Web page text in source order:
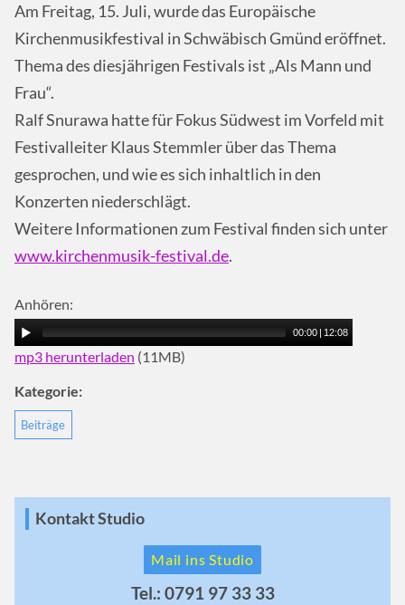
Am Freitag, 15. Juli, wurde das Europäische
Kirchenmusikfestival in Schwäbisch Gmünd eröffnet.
Thema des diesjährigen Festivals ist „Als Mann und
Frau“.
Ralf Snurawa hatte für Fokus Südwest im Vorfeld mit
Festivalleiter Klaus Stemmler über das Thema
gesprochen, und wie es sich inhaltlich in den
Konzerten niederschlägt.
Weitere Informationen zum Festival finden sich unter
www.kirchenmusik-festival.de.
Anhören:
00:00 | 12:08
mp3 herunterladen (11MB)
Kategorie:
Beiträge
Kontakt Studio
Mail ins Studio
Tel.: 0791 97 33 33